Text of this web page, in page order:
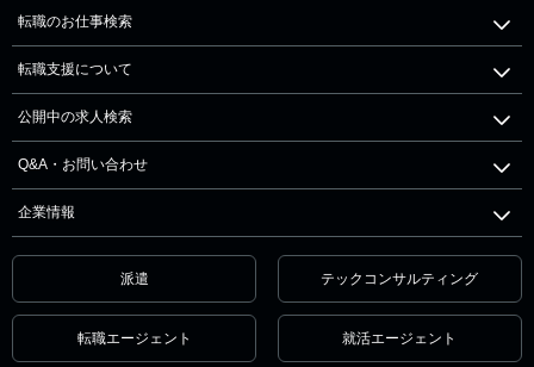
転職のお仕事検索
転職支援について
公開中の求人検索
Q&A・お問い合わせ
企業情報
派遣 テックコンサルティング
転職エージェント 就活エージェント